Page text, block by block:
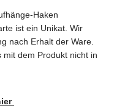
Haken
ist ein Unikat. Wir
nach Erhalt der Ware.
dem Produkt nicht in